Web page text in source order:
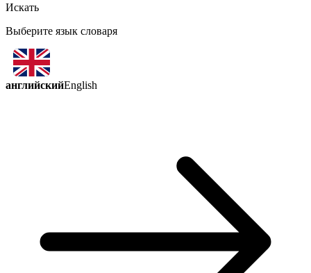
Искать
Выберите язык словаря
английскийEnglish